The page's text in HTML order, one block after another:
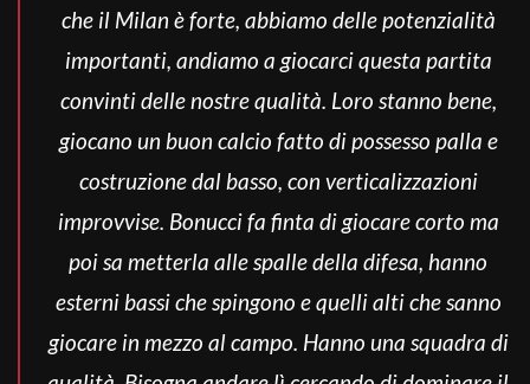
che il Milan è forte, abbiamo delle potenzialità
importanti, andiamo a giocarci questa partita
convinti delle nostre qualità. Loro stanno bene,
giocano un buon calcio fatto di possesso palla e
costruzione dal basso, con verticalizzazioni
improvvise. Bonucci fa finta di giocare corto ma
poi sa metterla alle spalle della difesa, hanno
esterni bassi che spingono e quelli alti che sanno
giocare in mezzo al campo. Hanno una squadra di